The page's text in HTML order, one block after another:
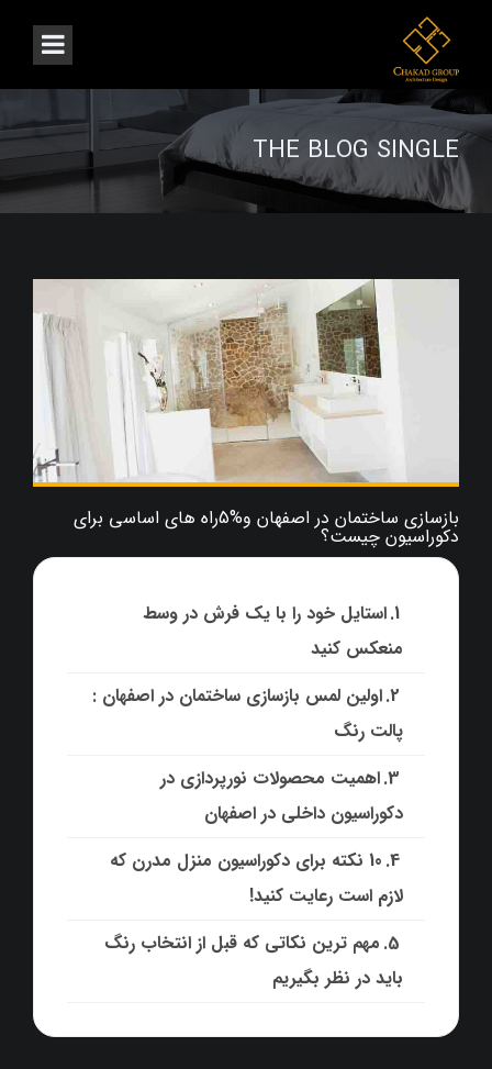
THE BLOG SINGLE
بازسازی ساختمان در اصفهان و%5راه های اساسی برای
دکوراسیون چیست؟
استایل خود را با یک فرش در وسط
منعکس کنید
اولین لمس بازسازی ساختمان در اصفهان :
پالت رنگ
اهمیت محصولات نورپردازی در
دکوراسیون داخلی در اصفهان
10 نکته برای دکوراسیون منزل مدرن که
لازم است رعایت کنید!
مهم ترین نکاتی که قبل از انتخاب رنگ
باید در نظر بگیریم